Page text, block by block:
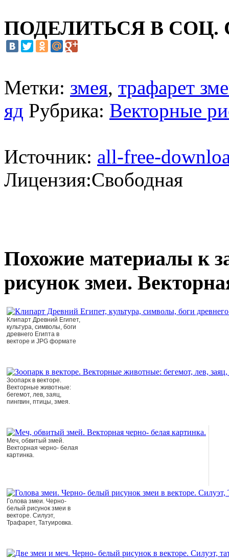
ПОДЕЛИТЬСЯ В СОЦ.
Метки: змея, трафарет
яд Рубрика: Векторные
Источник: all-free-
Лицензия:Свободная
Похожие материалы к
рисунок змеи.
Клипарт Древний Египет,
культура, символы, боги
древнего Египта в
векторе и JPG формате
Зоопарк в векторе.
Векторные животные:
бегемот, лев, заяц,
пингвин, птицы, змея.
Меч, обвитый змей.
Векторная черно- белая
картинка.
Голова змеи. Черно-
белый рисунок змеи в
векторе. Силуэт,
Трафарет, Татуировка.